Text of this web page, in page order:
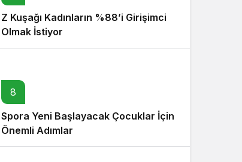
Z Kuşağı Kadınların %88’i Girişimci
Olmak İstiyor
8
Spora Yeni Başlayacak Çocuklar İçin
Önemli Adımlar